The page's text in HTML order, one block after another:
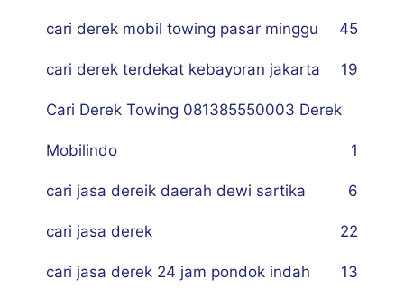
cari derek mobil towing pasar minggu 45
cari derek terdekat kebayoran jakarta 19
Cari Derek Towing 081385550003 Derek
Mobilindo 1
cari jasa dereik daerah dewi sartika 6
cari jasa derek 22
cari jasa derek 24 jam pondok indah 13